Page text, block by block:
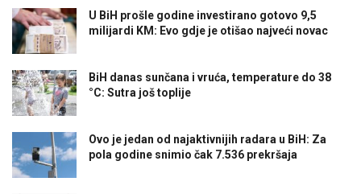
U BiH prošle godine investirano gotovo 9,5
milijardi KM: Evo gdje je otišao najveći novac
BiH danas sunčana i vruća, temperature do 38
°C: Sutra još toplije
Ovo je jedan od najaktivnijih radara u BiH: Za
pola godine snimio čak 7.536 prekršaja